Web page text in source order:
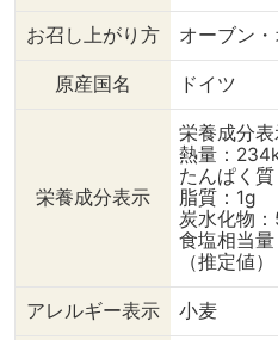
お召し上がり方 オーブン
原産国名 ドイツ
栄養成分表示
栄養成分表
熱量：
たんぱく
脂質：1g
炭水化物：
食塩相当量
（推定値）
アレルギー表示 小麦